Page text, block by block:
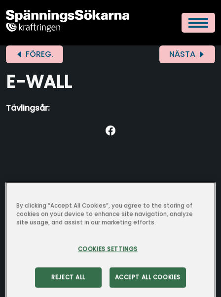
FÖREG.
E-WALL
Tävlingsår:
Klass 9B - Nyvångskolan
Funktionalitet
Bullertransformatorerna sätts i högljudda
miljöer. De består av material som med hjälp av
NÄSTA
By clicking “Accept All Cookies”, you agree to the storing of
cookies on your device to enhance site navigation, analyze
site usage, and assist in our marketing efforts.
COOKIES SETTINGS
REJECT ALL ACCEPT ALL COOKIES